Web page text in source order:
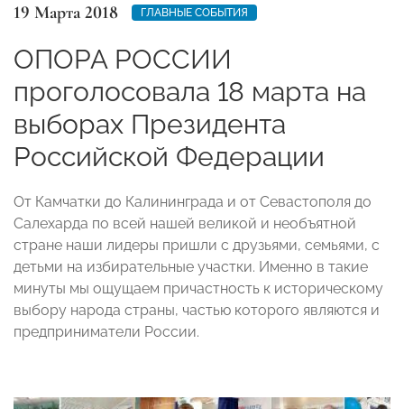
19 Марта 2018 ГЛАВНЫЕ СОБЫТИЯ
ОПОРА РОССИИ
проголосовала 18 марта на
выборах Президента
Российской Федерации
От Камчатки до Калининграда и от Севастополя до
Салехарда по всей нашей великой и необъятной
стране наши лидеры пришли с друзьями, семьями, с
детьми на избирательные участки. Именно в такие
минуты мы ощущаем причастность к историческому
выбору народа страны, частью которого являются и
предприниматели России.